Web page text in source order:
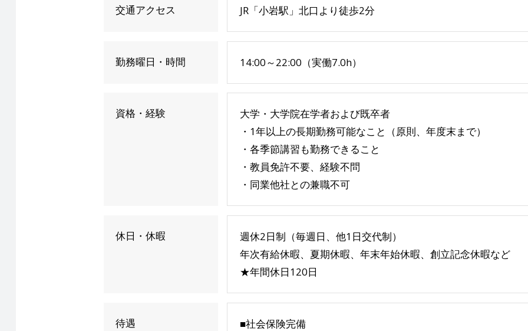
交通アクセス JR「小岩駅」北口より徒歩2分
勤務曜日・時間 14:00～22:00（実働7.0h）
資格・経験
大学・大学院在学者および既卒者
・1年以上の長期勤務可能なこと（原則、年度末まで）
・各季節講習も勤務できること
・教員免許不要、経験不問
・同業他社との兼職不可
休日・休暇
週休2日制（毎週日、他1日交代制）
年次有給休暇、夏期休暇、年末年始休暇、創立記念休暇など
★年間休日120日
待遇
■社会保険完備